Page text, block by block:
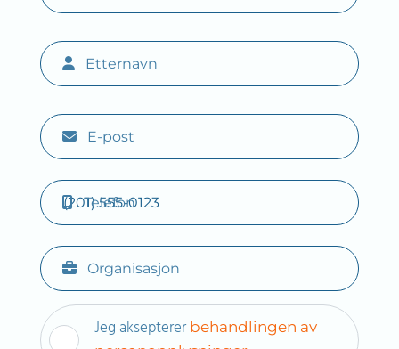
Etternavn
E-post
Telefon
Organisasjon
Jeg aksepterer behandlingen av